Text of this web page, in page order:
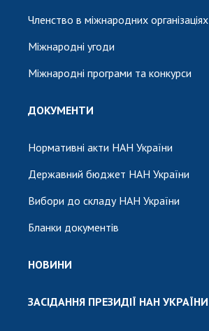
Членство в міжнародних організаціях
Міжнародні угоди
Міжнародні програми та конкурси
ДОКУМЕНТИ
Нормативні акти НАН України
Державний бюджет НАН України
Вибори до складу НАН України
Бланки документів
НОВИНИ
ЗАСІДАННЯ ПРЕЗИДІЇ НАН УКРАЇНИ